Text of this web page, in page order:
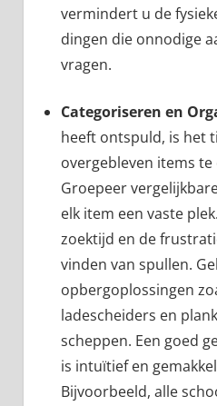
vermindert u de
dingen die onnodige
vragen.
Categoriseren en
heeft ontspuld, is het
overgebleven items
Groepeer
elk item een vaste
zoektijd en de
vinden van spullen.
opbergoplossingen
ladescheiders en
scheppen. Een goed
is intuïtief en
Bijvoorbeeld, alle